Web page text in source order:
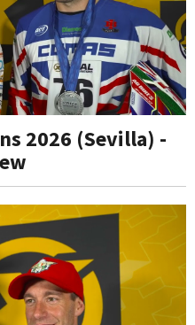
2026 (Sevilla) -